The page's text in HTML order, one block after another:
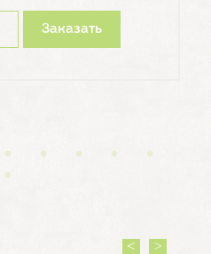
Заказать